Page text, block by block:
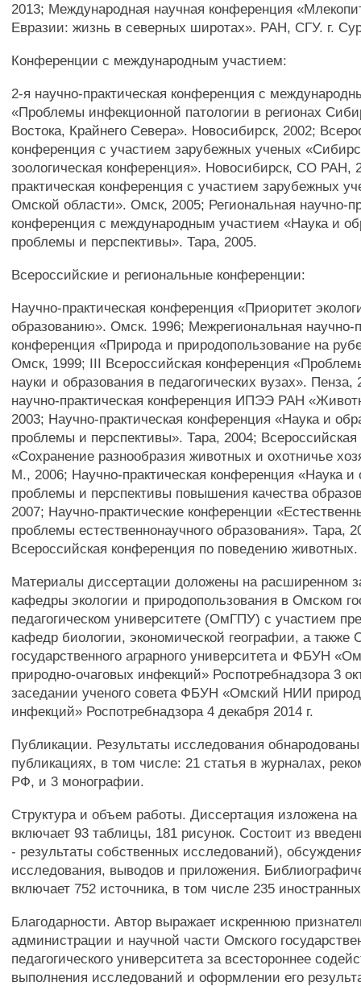
2013; Международная научная конференция
Евразии: жизнь в северных широтах». РАН, СГУ. г.
Конференции с международным участием:
2-я научно-практическая конференция с
«Проблемы инфекционной патологии в регионах
Востока, Крайнего Севера». Новосибирск, 2002;
конференция с участием зарубежных ученых
зоологическая конференция». Новосибирск, СО РАН,
практическая конференция с участием зарубежных
Омской области». Омск, 2005; Региональная научно-
конференция с международным участием «Наука и
проблемы и перспективы». Тара, 2005.
Всероссийские и региональные конференции:
Научно-практическая конференция «Приоритет
образованию». Омск. 1996; Межрегиональная научно-
конференция «Природа и природопользование на
Омск, 1999; III Всероссийская конференция
науки и образования в педагогических вузах». Пенза,
научно-практическая конференция ИПЭЭ РАН
2003; Научно-практическая конференция «Наука и
проблемы и перспективы». Тара, 2004;
«Сохранение разнообразия животных и охотничье
М., 2006; Научно-практическая конференция «Наука и
проблемы и перспективы повышения качества
2007; Научно-практические конференции
проблемы естественнонаучного образования». Тара,
Всероссийская конференция по поведению
Материалы диссертации доложены на расширенном
кафедры экологии и природопользования в Омском
педагогическом университете (ОмГПУ) с участием
кафедр биологии, экономической географии, а также
государственного аграрного университета и ФБУН
природно-очаговых инфекций» Роспотребнадзора 3
заседании ученого совета ФБУН «Омский НИИ
инфекций» Роспотребнадзора 4 декабря 2014 г.
Публикации. Результаты исследования
публикациях, в том числе: 21 статья в журналах,
РФ, и 3 монографии.
Структура и объем работы. Диссертация изложена на
включает 93 таблицы, 181 рисунок. Состоит из
- результаты собственных исследований),
исследования, выводов и приложения.
включает 752 источника, в том числе 235
Благодарности. Автор выражает искреннюю
администрации и научной части Омского
педагогического университета за всестороннее
выполнения исследований и оформлении его